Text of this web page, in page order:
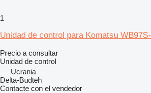
1
Unidad de control para Komatsu
Precio a consultar
Unidad de control
Ucrania
Delta-Budteh
Contacte con el vendedor